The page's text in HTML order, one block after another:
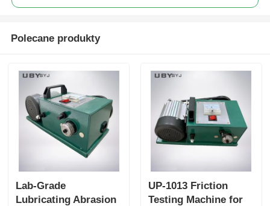
Polecane produkty
Lab-Grade
Lubricating Abrasion
UP-1013 Friction
Testing Machine for